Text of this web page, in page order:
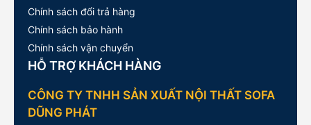
Chính sách đổi trả hàng
Chính sách bảo hành
Chính sách vận chuyển
HỖ TRỢ KHÁCH HÀNG
CÔNG TY TNHH SẢN XUẤT NỘI THẤT SOFA
DŨNG PHÁT